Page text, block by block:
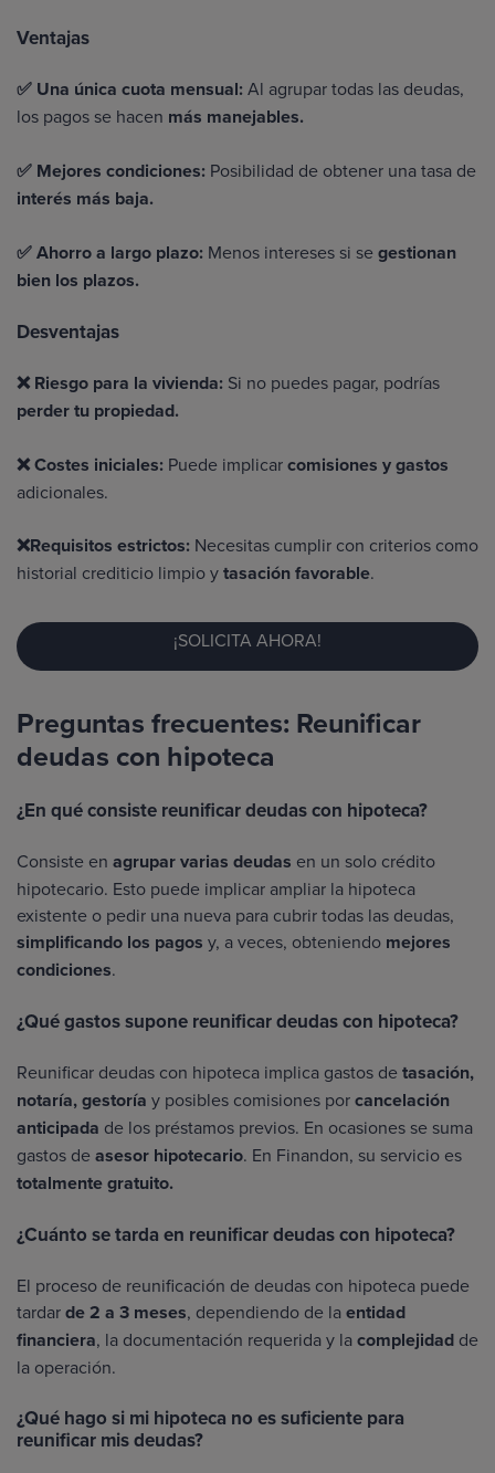
Ventajas
✅ Una única cuota mensual: Al agrupar todas las deudas,
los pagos se hacen más manejables.
✅ Mejores condiciones: Posibilidad de obtener una tasa de
interés más baja.
✅Ahorro a largo plazo: Menos intereses si se gestionan
bien los plazos.
Desventajas
❌Riesgo para la vivienda: Si no puedes pagar, podrías
perder tu propiedad.
❌Costes iniciales: Puede implicarcomisiones y gastos
adicionales.
❌Requisitos estrictos: Necesitas cumplir con criterios como
historial crediticio limpio ytasación favorable.
¡SOLICITA AHORA!
Preguntas frecuentes: Reunificar
deudas con hipoteca
¿En qué consiste reunificar deudas con hipoteca?
Consiste en agrupar varias deudas en un solo crédito
hipotecario. Esto puede implicar ampliar la hipoteca
existente o pedir una nueva para cubrir todas las deudas,
simplificando los pagos y, a veces, obteniendo mejores
condiciones.
¿Qué gastos supone reunificar deudas con hipoteca?
Reunificar deudas con hipoteca implica gastos de tasación,
notaría, gestoría y posibles comisiones porcancelación
anticipada de los préstamos previos. En ocasiones se suma
gastos de asesor hipotecario. En Finandon, su servicio es
totalmente gratuito.
¿Cuánto se tarda en reunificar deudas con hipoteca?
El proceso de reunificación de deudas con hipoteca puede
tardarde 2 a 3 meses, dependiendo de laentidad
financiera, la documentación requerida y lacomplejidad de
la operación.
¿Qué hago si mi hipoteca no es suficiente para
reunificar mis deudas?